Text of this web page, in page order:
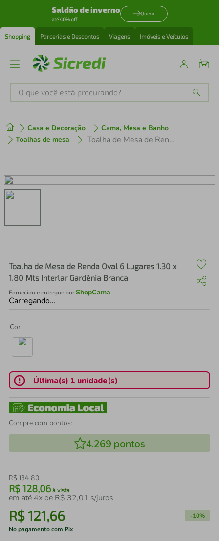
Saldão de inverno
até 40% off
Quero
Shopping Parcerias e Descontos Viagens Imóveis e Veículos
O que você está procurando?
Casa e Decoração
Cama, Mesa e Banho
Toalhas de mesa
Toalha de Mesa de Renda Oval 6 Lugares 1.30 x 1.80 Mts Interlar Gardênia Branca
Toalha de Mesa de Renda Oval 6 Lugares 1.30 x
1.80 Mts Interlar Gardênia Branca
Fornecido e entregue porShopCama
Carregando…
Cor
Última(s) 1 unidade(s)
Compre com pontos:
4.269 pontos
R$134,80
R$ 128,06 à vista
em até 4x de R$ 32,01 s/juros
R$121,66 -10%
No pagamento com Pix
1º tenis
3º